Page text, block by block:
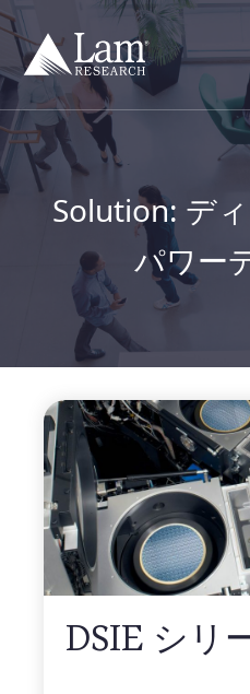
コ
ン
テ
ツ
移
動
Solution: デ
パワー
DSIE シリ